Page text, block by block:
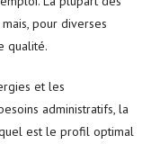
pour diverses
qualité.
et les
administratifs, la
est le profil optimal